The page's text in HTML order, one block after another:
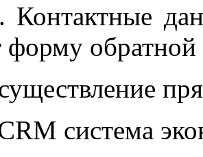
Контактные
форму обратной
система